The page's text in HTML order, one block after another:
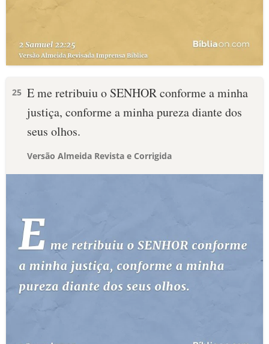
25 E me retribuiu o SENHOR conforme a minha
justiça, conforme a minha pureza diante dos
seus olhos.
Versão Almeida Revista e Corrigida